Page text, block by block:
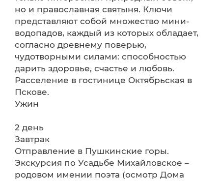
но и православная святыня. Ключи
представляют собой множество мини-
водопадов, каждый из которых обладает,
согласно древнему поверью,
чудотворными силами: способностью
дарить здоровье, счастье и любовь.
Расселение в гостинице Октябрьская в
Пскове.
Ужин
2 день
Завтрак
Отправление в Пушкинские горы.
Экскурсия по Усадьбе Михайловское –
родовом имении поэта (осмотр Дома